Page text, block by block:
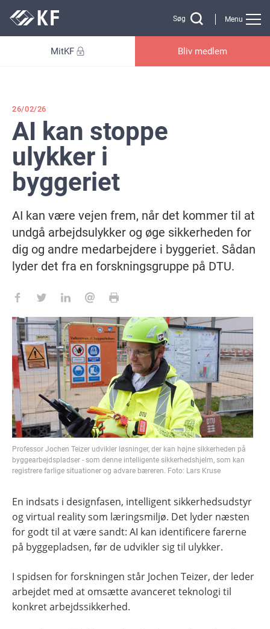
Menu
Søg
MitKF Bliv medlem
26/02/26
AI kan stoppe
ulykker i
byggeriet
AI kan være vejen frem, når det kommer til at
undgå arbejdsulykker og øge sikkerheden for
dig og andre medarbejdere i byggeriet. Sådan
lyder det fra en forskningsgruppe på DTU.
Professor Jochen Teizer udvikler løsninger, der kan højne sikkerheden på
byggearbejdspladser - som denne intelligente sikkerhedshjelm, som kan
registrere farlige situationer og advare bæreren. Foto: Lars Kruse
En indsats i designfasen, intelligent sikkerhedsudstyr
og virtual reality som læringsmiljø. Det lyder næsten
for godt til at være sandt: AI kan identificere farerne
på byggepladsen, før de udvikler sig til ulykker.
I spidsen for forskningen står Jochen Teizer, der leder
arbejdet med at omsætte avanceret teknologi til
konkret arbejdssikkerhed.